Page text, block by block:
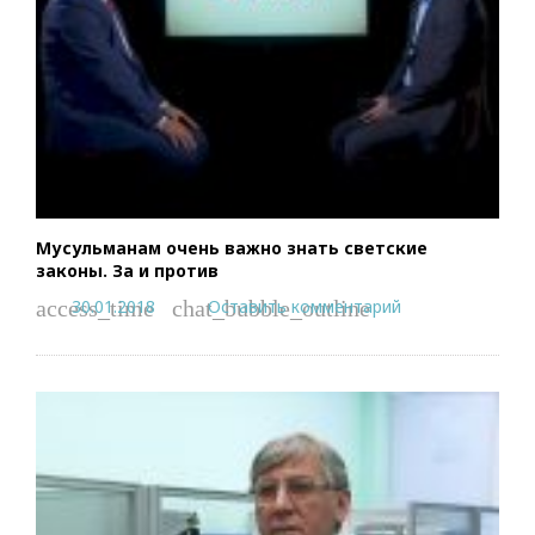
Мусульманам очень важно знать светские
законы. За и против
access_time
30.01.2018 chat_bubble_outline
Оставить комментарий